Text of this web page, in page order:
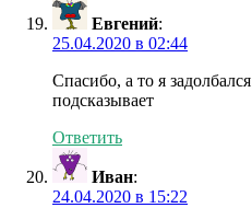
Евгений:
25.04.2020 в 02:44
Спасибо, а то я
подсказывает
Ответить
Иван:
24.04.2020 в 15:22